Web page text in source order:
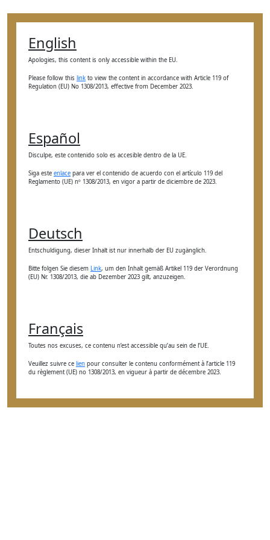
English
Apologies, this content is only accessible within the EU.
Please follow this link to view the content in accordance with Article 119 of
Regulation (EU) No 1308/2013, effective from December 2023.
Español
Disculpe, este contenido solo es accesible dentro de la UE.
Siga este enlace para ver el contenido de acuerdo con el artículo 119 del
Reglamento (UE) nº 1308/2013, en vigor a partir de diciembre de 2023.
Deutsch
Entschuldigung, dieser Inhalt ist nur innerhalb der EU zugänglich.
Bitte folgen Sie diesem Link, um den Inhalt gemäß Artikel 119 der Verordnung
(EU) Nr. 1308/2013, die ab Dezember 2023 gilt, anzuzeigen.
Français
Toutes nos excuses, ce contenu n’est accessible qu’au sein de l’UE.
Veuillez suivre ce lien pour consulter le contenu conformément à l’article 119
du règlement (UE) no 1308/2013, en vigueur à partir de décembre 2023.